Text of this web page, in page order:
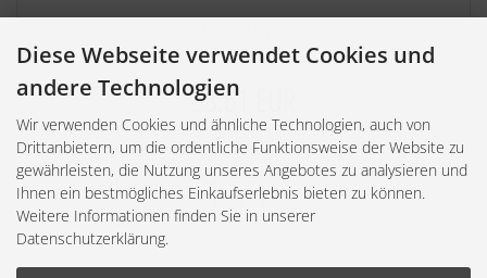
58,61 EUR
zzgl. Versandkosten
Lieferzeit:Versand in 1 - 3 Tagen*
Diese Webseite verwendet Cookies und
andere Technologien
Wir verwenden Cookies und ähnliche Technologien, auch von
Drittanbietern, um die ordentliche Funktionsweise der Website zu
gewährleisten, die Nutzung unseres Angebotes zu analysieren und
Ihnen ein bestmögliches Einkaufserlebnis bieten zu können.
Weitere Informationen finden Sie in unserer
Datenschutzerklärung.